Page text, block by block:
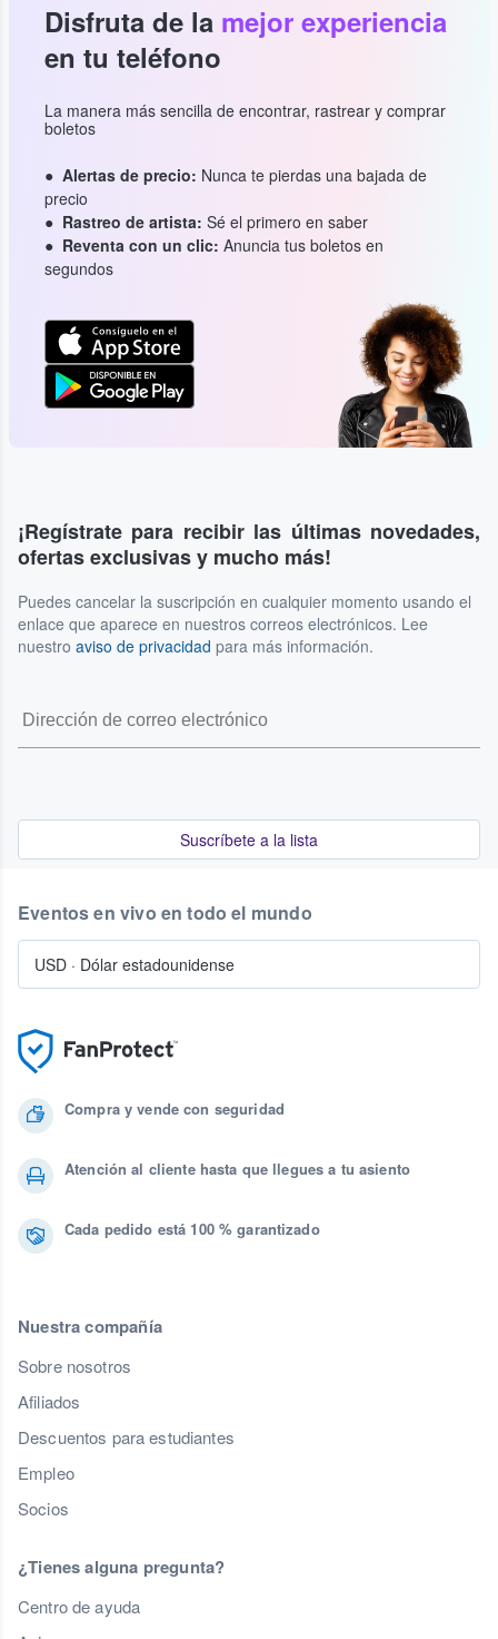
Disfruta de la mejor experiencia
en tu teléfono
La manera más sencilla de encontrar, rastrear y comprar
boletos
Alertas de precio: Nunca te pierdas una bajada de
precio
Rastreo de artista: Sé el primero en saber
Reventa con un clic: Anuncia tus boletos en
segundos
¡Regístrate para recibir las últimas novedades,
ofertas exclusivas y mucho más!
Puedes cancelar la suscripción en cualquier momento usando el
enlace que aparece en nuestros correos electrónicos. Lee
nuestro aviso de privacidad para más información.
Suscríbete a la lista
Compra y vende con seguridad
Atención al cliente hasta que llegues a tu asiento
Cada pedido está 100 % garantizado
Nuestra compañía
Sobre nosotros
Afiliados
Descuentos para estudiantes
Empleo
Socios
¿Tienes alguna pregunta?
Centro de ayuda
Eventos en vivo en todo el mundo
USD · Dólar estadounidense